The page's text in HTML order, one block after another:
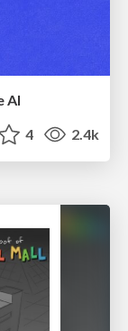
AI
4 2.4k